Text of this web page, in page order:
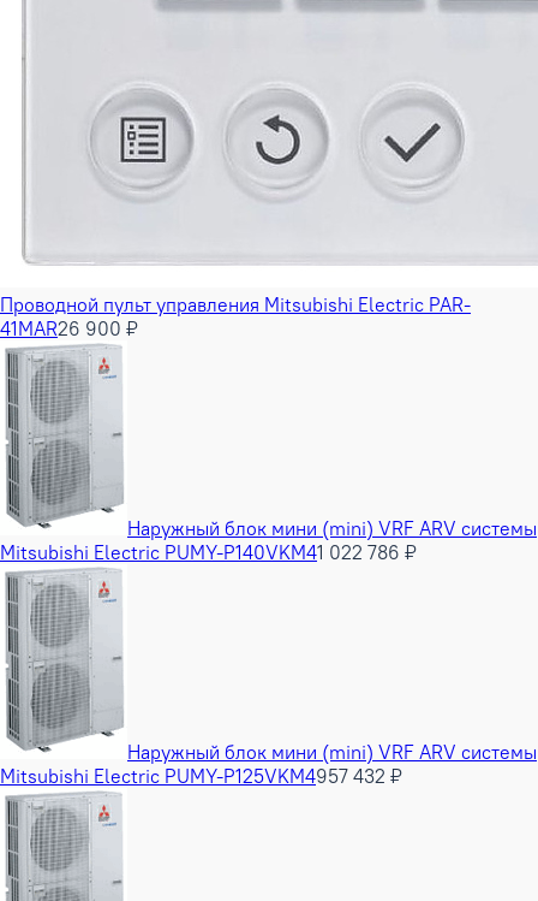
Проводной пульт управления Mitsubishi Electric PAR-
41MAR26 900 ₽
Наружный блок мини (mini) VRF ARV системы
Mitsubishi Electric PUMY-P140VKM41 022 786 ₽
Наружный блок мини (mini) VRF ARV системы
Mitsubishi Electric PUMY-P125VKM4957 432 ₽